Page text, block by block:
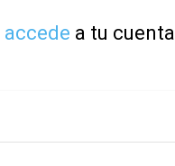
accede a tu